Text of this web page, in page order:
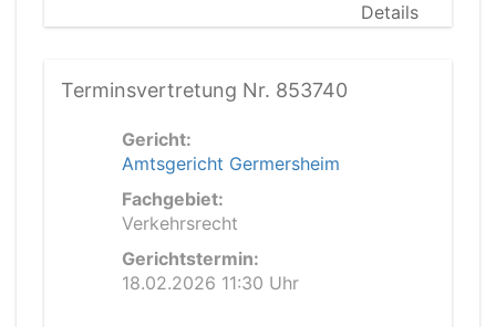
Details
Terminsvertretung Nr. 853740
Gericht:
Amtsgericht Germersheim
Fachgebiet:
Verkehrsrecht
Gerichtstermin:
18.02.2026 11:30 Uhr